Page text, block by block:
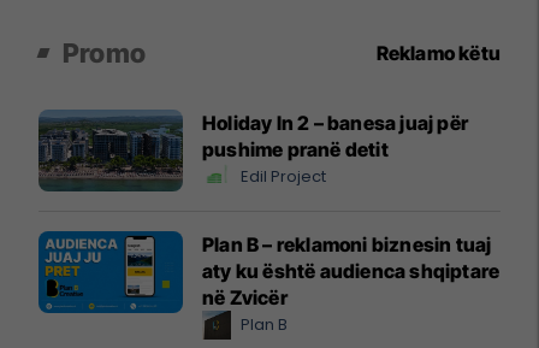
Promo Reklamo këtu
Holiday In 2 – banesa juaj për
pushime pranë detit
Edil Project
Plan B – reklamoni biznesin tuaj
aty ku është audienca shqiptare
në Zvicër
Plan B